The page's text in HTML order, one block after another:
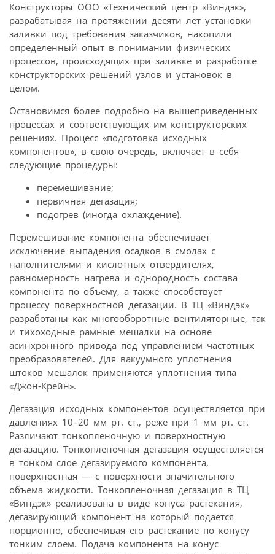
Конструкторы ООО «Технический центр «Виндэк»,
разрабатывая на протяжении десяти лет установки
заливки под требования заказчиков, накопили
определенный опыт в понимании физических
процессов, происходящих при заливке и разработке
конструкторских решений узлов и установок в
целом.
Остановимся более подробно на вышеприведенных
процессах и соответствующих им конструкторских
решениях. Процесс «подготовка исходных
компонентов», в свою очередь, включает в себя
следующие процедуры:
перемешивание;
первичная дегазация;
подогрев (иногда охлаждение).
Перемешивание компонента обеспечивает
исключение выпадения осадков в смолах с
наполнителями и кислотных отвердителях,
равномерность нагрева и однородность состава
компонента по объему, а также способствует
процессу поверхностной дегазации. В ТЦ «Виндэк»
разработаны как многооборотные вентиляторные, так
и тихоходные рамные мешалки на основе
асинхронного привода под управлением частотных
преобразователей. Для вакуумного уплотнения
штоков мешалок применяются уплотнения типа
«Джон-Крейн».
Дегазация исходных компонентов осуществляется при
давлениях 10–20 мм рт. ст., реже при 1 мм рт. ст.
Различают тонкопленочную и поверхностную
дегазацию. Тонкопленочная дегазация осуществляется
в тонком слое дегазируемого компонента,
поверхностная — с поверхности значительного
объема жидкости. Тонкопленочная дегазация в ТЦ
«Виндэк» реализована в виде конуса растекания,
дегазирующий компонент на который подается
порционно, обеспечивая его растекание по конусу
тонким слоем. Подача компонента на конус